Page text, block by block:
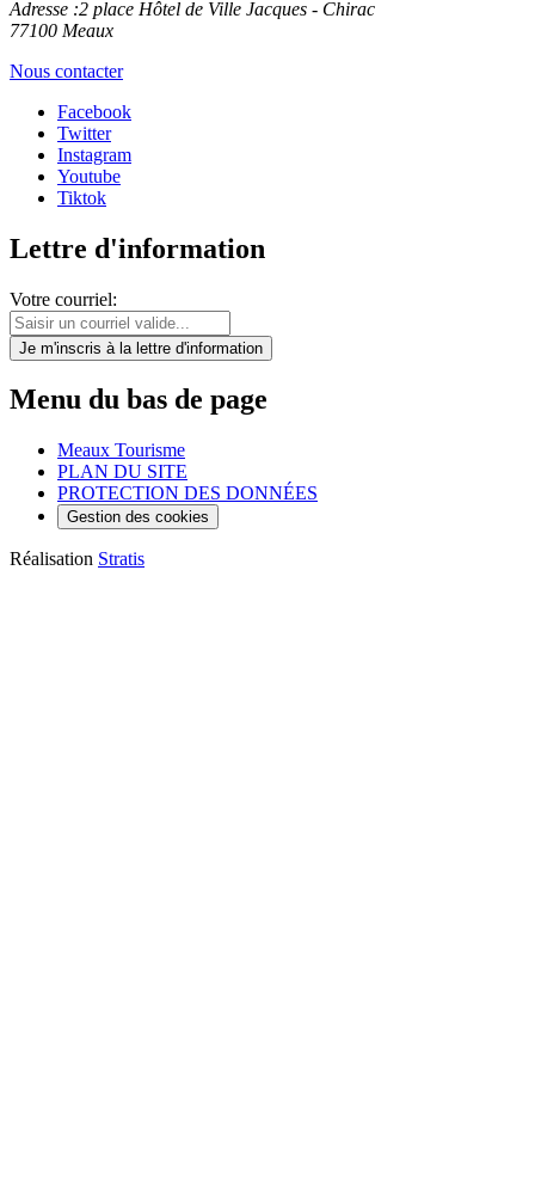
Adresse :2 place Hôtel de Ville Jacques - Chirac
77100 Meaux
Nous contacter
Facebook
Twitter
Instagram
Youtube
Tiktok
Lettre d'information
Votre courriel:
Je m'inscris à la lettre d'information
Menu du bas de page
Meaux Tourisme
PLAN DU SITE
PROTECTION DES DONNÉES
Gestion des cookies
Réalisation Stratis